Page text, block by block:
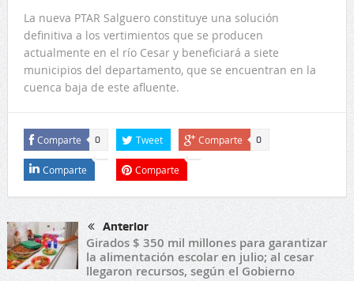
La nueva PTAR Salguero constituye una solución
definitiva a los vertimientos que se producen
actualmente en el río Cesar y beneficiará a siete
municipios del departamento, que se encuentran en la
cuenca baja de este afluente.
Comparte 0 Tweet Comparte 0
Comparte Comparte
Anterior
Girados $ 350 mil millones para garantizar
la alimentación escolar en julio; al cesar
llegaron recursos, según el Gobierno